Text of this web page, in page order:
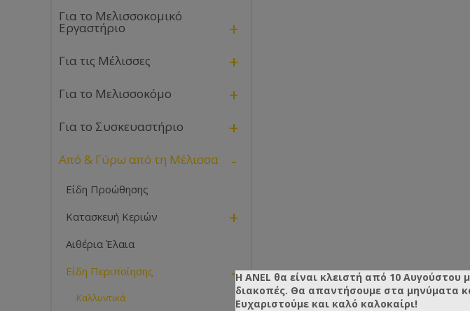
Για το Μελισσοκομικό
Εργαστήριο +
Για τις Μέλισσες +
Για το Μελισσοκόμο +
Για το Συσκευαστήριο +
Από & Γύρω από τη Μέλισσα -
Είδη Προώθησης
Κατασκευή Κεριών
+
Αιθέρια Έλαια
Είδη Περιποίησης
-
Καλλυντικά
Η ANEL θα είναι κλειστή από 10 Αυγούστου
διακοπές. Θα απαντήσουμε στα μηνύματα
Ευχαριστούμε και καλό καλοκαίρι!